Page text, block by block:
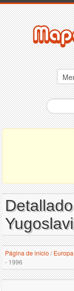
Página de inicio / Europa
- 1996